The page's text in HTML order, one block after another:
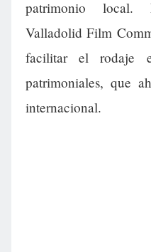
patrimonio local.
Valladolid Film
facilitar el rodaje
patrimoniales, que
internacional.